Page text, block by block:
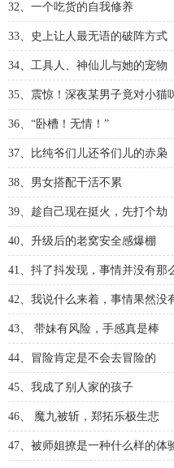
32、一个吃货的自我修养
33、史上让人最无语的破阵方式
34、工具人、神仙儿与她的宠物
35、震惊！深夜某男子竟对小
36、“卧槽！无情！”
37、比纯爷们儿还爷们儿的赤枭
38、男女搭配干活不累
39、趁自己现在挺火，先打个劫
40、升级后的老窝安全感爆棚
41、抖了抖发现，事情并没有那
42、我说什么来着，事情果然没
43、 带妹有风险，手感真是棒
44、冒险肯定是不会去冒险的
45、我成了别人家的孩子
46、 魔九被斩，郑拓乐极生悲
47、被师姐撩是一种什么样的体